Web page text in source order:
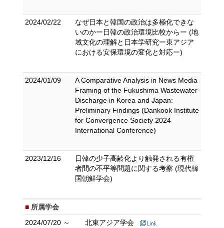
2024/02/22
なぜ日本と韓国の政治は多極化できな
いのかー日韓の政治環境比較からー (地
域文化の理解と日本学研究ー東アジア
における安保環境の変化と対応ー)
2024/01/09
A Comparative Analysis in News Media
Framing of the Fukushima Wastewater
Discharge in Korea and Japan:
Preliminary Findings (Dankook Institute
for Convergence Society 2024
International Conference)
2023/12/16
日韓の少子高齢化より触発される有権
者間の不平等問題に関する考察 (現代韓
国朝鮮学会)
所属学会
2024/07/20 ～
北東アジア学会